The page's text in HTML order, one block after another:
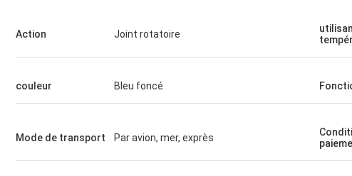
Action Joint rotatoire
couleur Bleu foncé
Mode de transport Par avion, mer, exprès